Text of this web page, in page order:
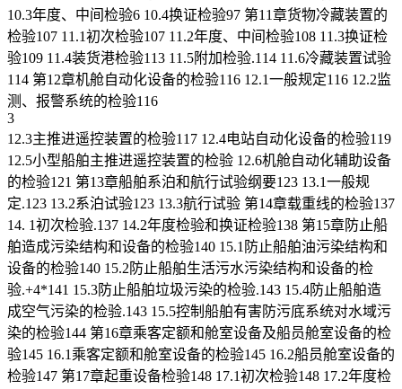
10.3年度、中间检验6 10.4换证检验97 第11章货物冷藏装置的
检验107 11.1初次检验107 11.2年度、中间检验108 11.3换证检
验109 11.4装货港检验113 11.5附加检验.114 11.6冷藏装置试验
114 第12章机舱自动化设备的检验116 12.1一般规定116 12.2监
测、报警系统的检验116
3
12.3主推进遥控装置的检验117 12.4电站自动化设备的检验119
12.5小型船舶主推进遥控装置的检验 12.6机舱自动化辅助设备
的检验121 第13章船舶系泊和航行试验纲要123 13.1一般规
定.123 13.2系泊试验123 13.3航行试验 第14章载重线的检验137
14. 1初次检验.137 14.2年度检验和换证检验138 第15章防止船
舶造成污染结构和设备的检验140 15.1防止船舶油污染结构和
设备的检验140 15.2防止船舶生活污水污染结构和设备的检
验.+4*141 15.3防止船舶垃圾污染的检验.143 15.4防止船舶造
成空气污染的检验.143 15.5控制船舶有害防污底系统对水域污
染的检验144 第16章乘客定额和舱室设备及船员舱室设备的检
验145 16.1乘客定额和舱室设备的检验145 16.2船员舱室设备的
检验147 第17章起重设备检验148 17.1初次检验148 17.2年度检